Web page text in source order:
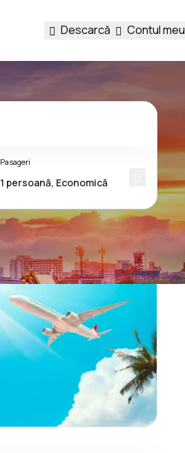
Descarcă Contul meu
Pasageri